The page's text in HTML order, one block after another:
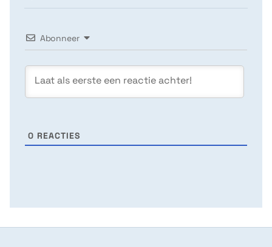
Abonneer
0 REACTIES